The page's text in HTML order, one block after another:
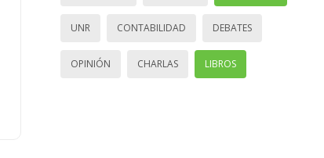
UNR CONTABILIDAD DEBATES
OPINIÓN CHARLAS LIBROS